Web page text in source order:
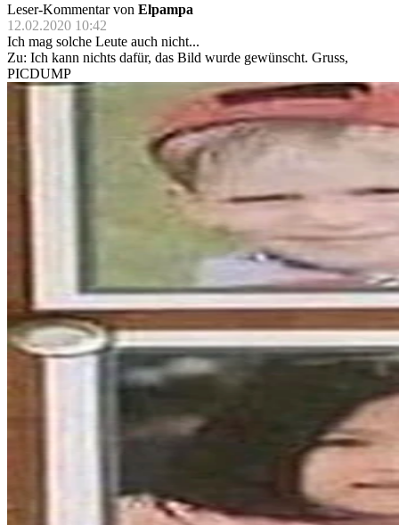
Leser-Kommentar von Elpampa
12.02.2020 10:42
Ich mag solche Leute auch nicht...
Zu: Ich kann nichts dafür, das Bild wurde gewünscht. Gruss,
PICDUMP